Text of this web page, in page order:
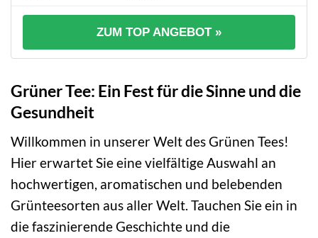
ZUM TOP ANGEBOT »
Grüner Tee: Ein Fest für die Sinne und die
Gesundheit
Willkommen in unserer Welt des Grünen Tees!
Hier erwartet Sie eine vielfältige Auswahl an
hochwertigen, aromatischen und belebenden
Grünteesorten aus aller Welt. Tauchen Sie ein in
die faszinierende Geschichte und die